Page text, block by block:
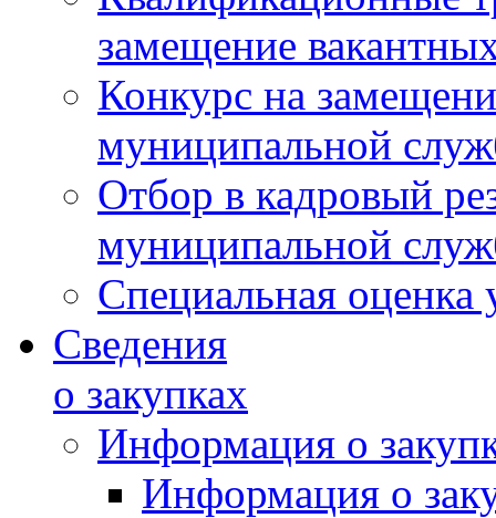
замещение
Конкурс на
муниципальной
Отбор в кадровый
муниципальной
Специальная оценка
Сведения
о закупках
Информация о
Информация о